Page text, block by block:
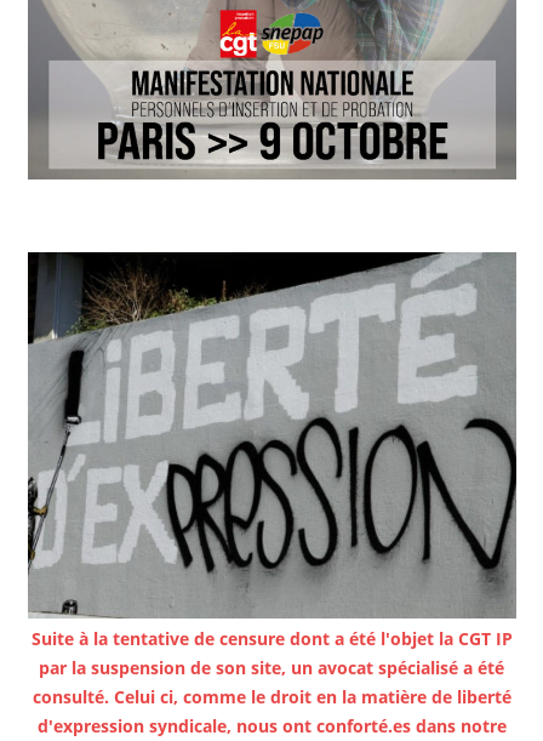
Suite à la tentative de censure dont a été l'objet la CGT IP
par la suspension de son site, un avocat spécialisé a été
consulté. Celui ci, comme le droit en la matière de liberté
d'expression syndicale, nous ont conforté.es dans notre